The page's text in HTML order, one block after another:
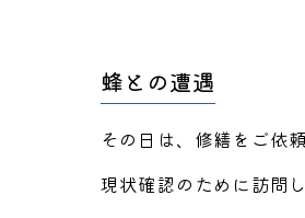
蜂との遭遇
その日は、修繕をご依
現状確認のために訪問し